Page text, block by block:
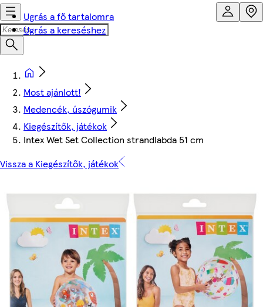
Ugrás a fő tartalomra
Ugrás a kereséshez
Most ajánlott!
Medencék, úszógumik
Kiegészítők, játékok
Intex Wet Set Collection strandlabda 51 cm
Vissza a Kiegészítők, játékok